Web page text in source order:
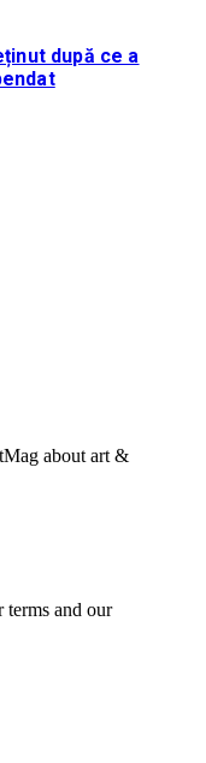
după ce a
about art &
terms and our